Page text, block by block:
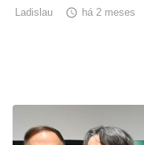
Ladislau  há 2 meses